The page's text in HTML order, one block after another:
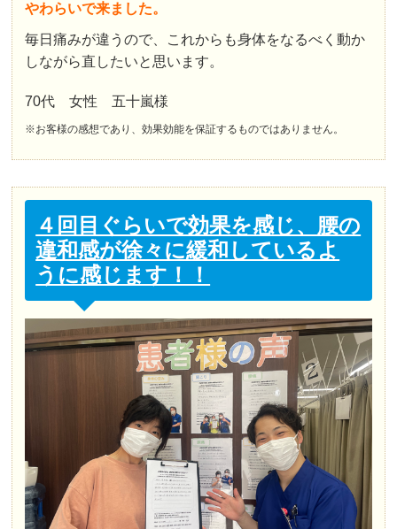
やわらいで来ました。
毎日痛みが違うので、これからも身体をなるべく動か
しながら直したいと思います。
70代 女性 五十嵐様
※お客様の感想であり、効果効能を保証するものではありません。
４回目ぐらいで効果を感じ、腰の
違和感が徐々に緩和しているよ
うに感じます！！